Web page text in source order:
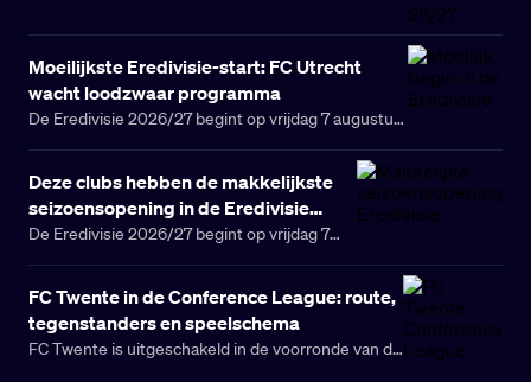
Moeilijkste Eredivisie-start: FC Utrecht
wacht loodzwaar programma
De Eredivisie 2026/27 begint op vrijdag 7 augustus,
maar niet iedere club krijgt dezelfde kans om rustig
aan het nieuwe seizoen te beginnen. FC Utrecht
wacht op papier het zwaarste programma in de
eerste vier speelrondes. Ook PEC Zwolle, ADO Den
Haag, Excelsior en Telstar krijgen direct meerdere
Deze clubs hebben de makkelijkste
seizoensopening in de Eredivisie
(26/27)
De Eredivisie 2026/27 begint op vrijdag 7
augustus met de wedstrijd tussen SC
Cambuur en Excelsior. Een dag later komen
de eerste clubs met een opvallend gunstig
openingsprogramma in actie. Vooral N.E.C.
mag niet klagen over de indeling van de
FC Twente in de Conference League: route,
tegenstanders en speelschema
FC Twente is uitgeschakeld in de voorronde van de